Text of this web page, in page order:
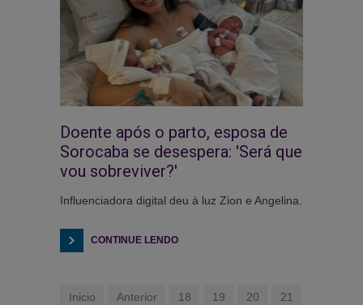
Doente após o parto, esposa de
Sorocaba se desespera: 'Será que
vou sobreviver?'
Influenciadora digital deu à luz Zion e Angelina.
CONTINUE LENDO
Inicio Anterior 18 19 20
21